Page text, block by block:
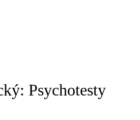
Psychotesty